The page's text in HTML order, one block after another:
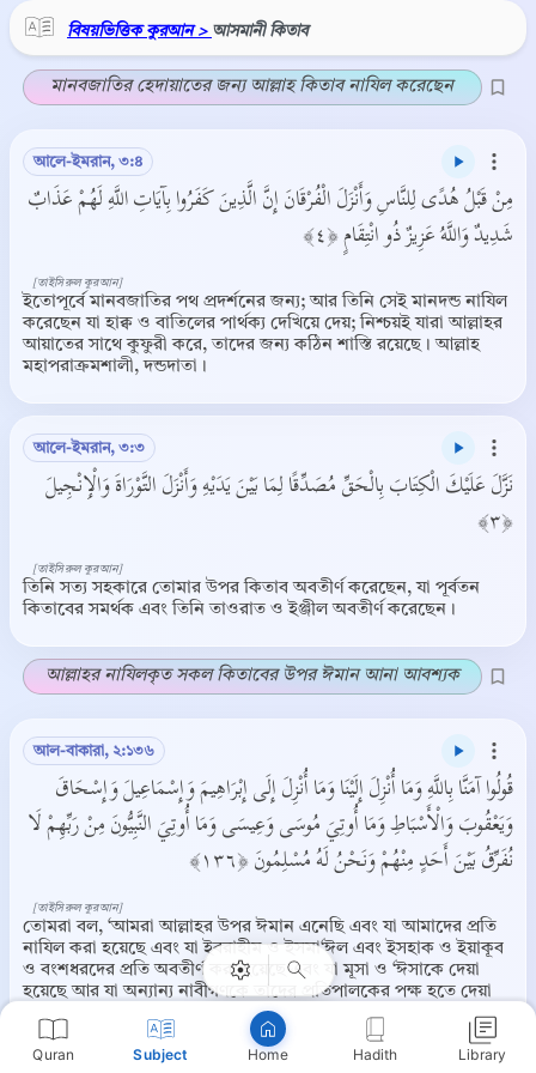
Quran Subject Home Hadith Library
বিষয়ভিত্তিক কুরআন > আসমানী কিতাব
মানবজাতির হেদায়াতের জন্য আল্লাহ কিতাব নাযিল করেছেন
আলে-ইমরান, ৩:৪
مِنْ قَبْلُ هُدًى لِلنَّاسِ وَأَنْزَلَ الْفُرْقَانَ إِنَّ الَّذِينَ كَفَرُوا بِآيَاتِ اللَّهِ لَهُمْ عَذَابٌ
شَدِيدٌ وَاللَّهُ عَزِيزٌ ذُو انْتِقَامٍ ﴿٤﴾
ইতোপূর্বে মানবজাতির পথ প্রদর্শনের জন্য; আর তিনি সেই মানদন্ড নাযিল
করেছেন যা হাক্ব ও বাতিলের পার্থক্য দেখিয়ে দেয়; নিশ্চয়ই যারা আল্লাহর
আয়াতের সাথে কুফুরী করে, তাদের জন্য কঠিন শাস্তি রয়েছে। আল্লাহ
মহাপরাক্রমশালী, দন্ডদাতা।
[তাইসিরুল কুরআন]
আলে-ইমরান, ৩:৩
نَزَّلَ عَلَيْكَ الْكِتَابَ بِالْحَقِّ مُصَدِّقًا لِمَا بَيْنَ يَدَيْهِ وَأَنْزَلَ التَّوْرَاةَ وَالْإِنْجِيلَ
﴿٣﴾
তিনি সত্য সহকারে তোমার উপর কিতাব অবতীর্ণ করেছেন, যা পূর্বতন
কিতাবের সমর্থক এবং তিনি তাওরাত ও ইঞ্জীল অবতীর্ণ করেছেন ।
[তাইসিরুল কুরআন]
আল্লাহর নাযিলকৃত সকল কিতাবের উপর ঈমান আনা আবশ্যক
আল-বাকারা, ২:১৩৬
قُولُوا آمَنَّا بِاللَّهِ وَمَا أُنْزِلَ إِلَيْنَا وَمَا أُنْزِلَ إِلَى إِبْرَاهِيمَ وَإِسْمَاعِيلَ وَإِسْحَاقَ
وَيَعْقُوبَ وَالْأَسْبَاطِ وَمَا أُوتِيَ مُوسَى وَعِيسَى وَمَا أُوتِيَ النَّبِيُّونَ مِنْ رَبِّهِمْ لَا
نُفَرِّقُ بَيْنَ أَحَدٍ مِنْهُمْ وَنَحْنُ لَهُ مُسْلِمُونَ ﴿١٣٦﴾
তোমরা বল, ‘আমরা আল্লাহর উপর ঈমান এনেছি এবং যা আমাদের প্রতি
নাযিল করা হয়েছে এবং যা ইবরাহীম ও ইসমা‘ঈল এবং ইসহাক ও ইয়াকূব
ও বংশধরদের প্রতি অবতীর্ণ করা হয়েছে এবং যা মূসা ও ‘ঈসাকে দেয়া
হয়েছে আর যা অন্যান্য নাবীগণকে তাদের প্রতিপালকের পক্ষ হতে দেয়া
হয়েছে (এ সবের প্রতিও ঈমান এনেছি), আমরা এদের মধ্য হতে কোন
একজনের ব্যাপারেও কোন পার্থক্য করি না এবং আমরা তাঁরই কাছে
আত্মসমর্পিত’।
[তাইসিরুল কুরআন]
Copy